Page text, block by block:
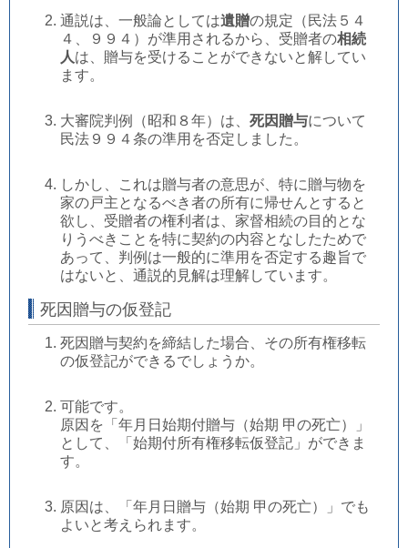
通説は、一般論としては遺贈の規定（民法５４
４、９９４）が準用されるから、受贈者の相続
人は、贈与を受けることができないと解してい
ます。
大審院判例（昭和８年）は、 死因贈与について
民法９９４条の準用を否定しました。
しかし、これは贈与者の意思が、特に贈与物を
家の戸主となるべき者の所有に帰せんとすると
欲し、受贈者の権利者は、家督相続の目的とな
りうべきことを特に契約の内容となしたためで
あって、判例は一般的に準用を否定する趣旨で
はないと、通説的見解は理解しています。
死因贈与の仮登記
死因贈与契約を締結した場合、その所有権移転
の仮登記ができるでしょうか。
可能です。
原因を「年月日始期付贈与（始期 甲の死亡）」
として、「始期付所有権移転仮登記」ができま
す。
原因は、「年月日贈与（始期 甲の死亡）」でも
よいと考えられます。